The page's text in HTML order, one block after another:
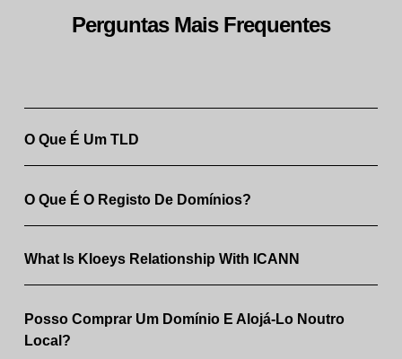
Perguntas Mais Frequentes
O Que É Um TLD
O Que É O Registo De Domínios?
What Is Kloeys Relationship With ICANN
Posso Comprar Um Domínio E Alojá-Lo Noutro
Local?